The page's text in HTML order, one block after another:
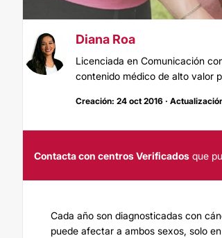
Diana Roa
Licenciada en Comunicación
contenido médico de alto valor
Creación: 24 oct 2016 ·
Contacta con centros Verificados que
Cada año son diagnosticadas con
puede afectar a ambos sexos, solo